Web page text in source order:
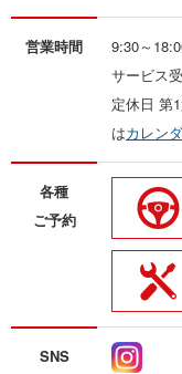
営業時間
9:30～
サービス
定休日 第
はカレン
各種
ご予約
SNS